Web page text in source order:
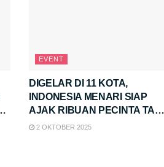
EVENT
DIGELAR DI 11 KOTA,
INDONESIA MENARI SIAP
AJAK RIBUAN PECINTA TARI
UNTUK #MENARIDIMALL
2 OKTOBER 2025